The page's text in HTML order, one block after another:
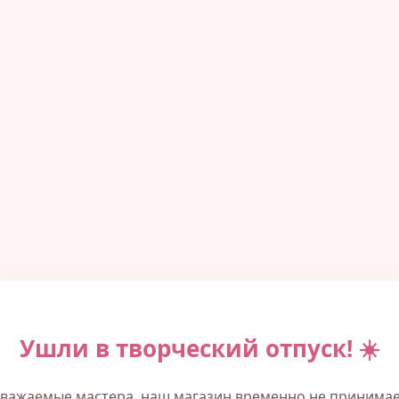
Ушли в творческий отпуск! ☀️